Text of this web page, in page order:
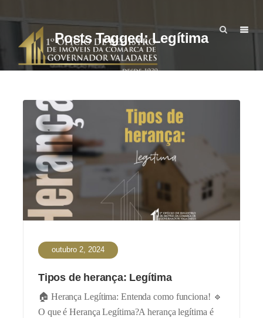
Posts Tagged: Legítima
outubro 2, 2024
Tipos de herança: Legítima
🏠 Herança Legítima: Entenda como funciona! 🔹
O que é Herança Legítima?A herança legítima é